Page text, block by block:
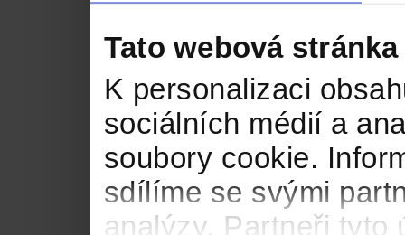
Tato webová
K personalizaci
sociálních médií a
soubory cookie.
sdílíme se svými
analýzy. Partneři tyto